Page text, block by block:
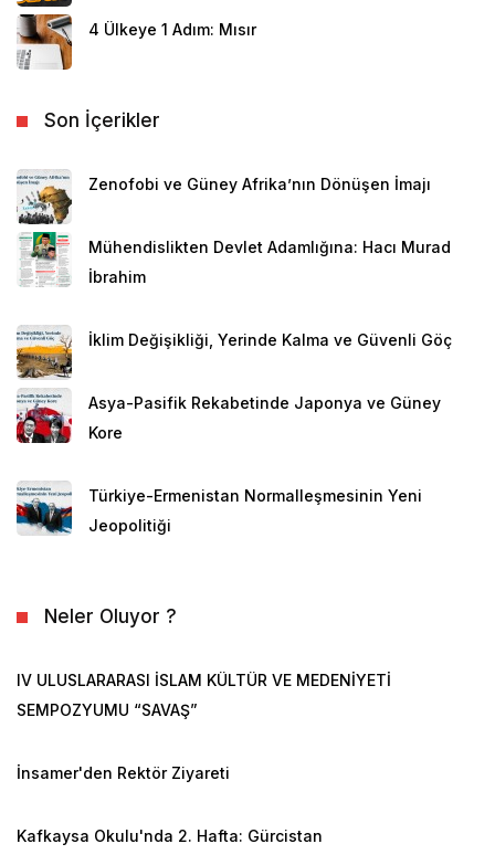
4 Ülkeye 1 Adım: Mısır
Son İçerikler
Zenofobi ve Güney Afrika’nın Dönüşen İmajı
Mühendislikten Devlet Adamlığına: Hacı Murad
İbrahim
İklim Değişikliği, Yerinde Kalma ve Güvenli Göç
Asya-Pasifik Rekabetinde Japonya ve Güney
Kore
Türkiye-Ermenistan Normalleşmesinin Yeni
Jeopolitiği
Neler Oluyor ?
IV ULUSLARARASI İSLAM KÜLTÜR VE MEDENİYETİ
SEMPOZYUMU “SAVAŞ”
İnsamer'den Rektör Ziyareti
Kafkaysa Okulu'nda 2. Hafta: Gürcistan